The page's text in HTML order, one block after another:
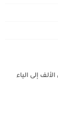
إلى الياء